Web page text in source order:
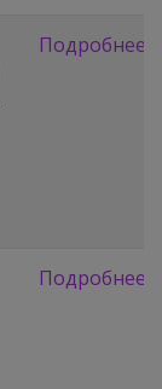
Подробнее
Подробнее